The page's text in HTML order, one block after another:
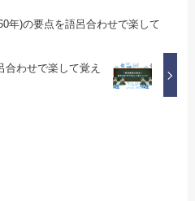
年)の要点を語呂合わせで楽して
合わせで楽して覚え